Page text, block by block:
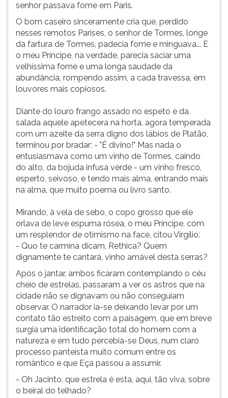
senhor passava fome em Paris.
O bom caseiro sinceramente cria que, perdido
nesses remotos Parises, o senhor de Tormes, longe
da fartura de Tormes, padecia fome e minguava... E
o meu Príncipe, na verdade, parecia saciar uma
velhíssima fome e uma longa saudade da
abundância, rompendo assim, a cada travessa, em
louvores mais copiosos.
Diante do louro frango assado no espeto e da
salada aquele apetecera na horta, agora temperada
com um azeite da serra digno dos lábios de Platão,
terminou por bradar: - "É divino!" Mas nada o
entusiasmava como um vinho de Tormes, caindo
do alto, da bojuda infusa verde - um vinho fresco,
esperto, seivoso, e tendo mais alma, entrando mais
na alma, que muito poema ou livro santo.
Mirando, à vela de sebo, o copo grosso que ele
orlava de leve espuma rósea, o meu Príncipe, com
um resplendor de otimismo na face, citou Virgílio:
- Quo te carmina dicam, Rethica? Quem
dignamente te cantará, vinho amável desta serras?
Após o jantar, ambos ficaram contemplando o céu
cheio de estrelas, passaram a ver os astros que na
cidade não se dignavam ou não conseguiam
observar. O narrador ia-se deixando levar por um
contato tão estreito com a paisagem, que em breve
surgia uma identificação total do homem com a
natureza e em tudo percebia-se Deus, num claro
processo panteísta muito comum entre os
romântico e que Eça passou a assumir.
- Oh Jacinto, que estrela é esta, aqui, tão viva, sobre
o beiral do telhado?